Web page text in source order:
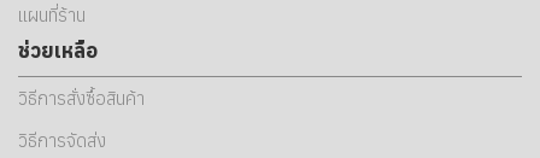
แผนที่ร้าน
ช่วยเหลือ
วิธีการสั่งซื้อสินค้า
วิธีการจัดส่ง